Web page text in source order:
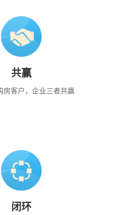
共赢
房客户，企业三者共赢
闭环